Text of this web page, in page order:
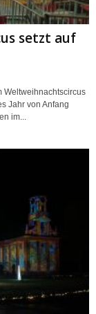
setzt auf
Weltweihnachtscircus
Jahr von Anfang
im...